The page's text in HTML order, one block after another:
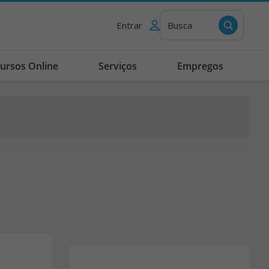
Entrar Busca
Online Serviços Empregos